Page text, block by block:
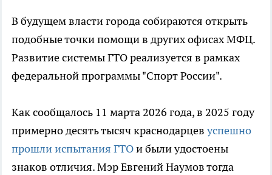
В будущем власти города собираются открыть
подобные точки помощи в других офисах МФЦ.
Развитие системы ГТО реализуется в рамках
федеральной программы "Спорт России".
Как сообщалось 11 марта 2026 года, в 2025 году
примерно десять тысяч краснодарцев успешно
прошли испытания ГТОи были удостоены
знаков отличия. Мэр Евгений Наумов тогда